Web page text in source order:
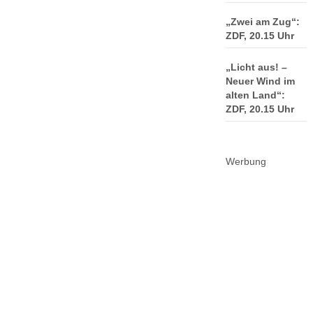
„Zwei am Zug“:
ZDF, 20.15 Uhr
„Licht aus! –
Neuer Wind im
alten Land“:
ZDF, 20.15 Uhr
Werbung